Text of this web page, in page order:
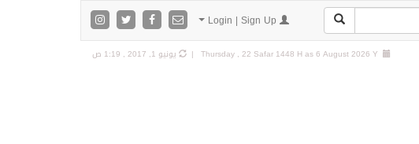
Thursday , 22 Safar 1448 H as6 August 2026 Y | يونيو 1, 2017 , 1:19 ص